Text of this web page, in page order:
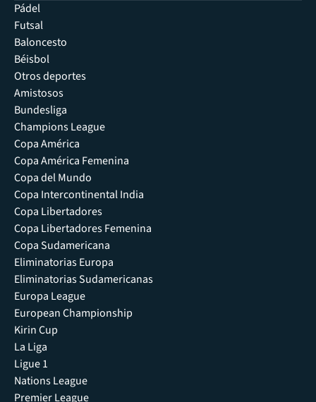
Pádel
Futsal
Baloncesto
Béisbol
Otros deportes
Amistosos
Bundesliga
Champions League
Copa América
Copa América Femenina
Copa del Mundo
Copa Intercontinental India
Copa Libertadores
Copa Libertadores Femenina
Copa Sudamericana
Eliminatorias Europa
Eliminatorias Sudamericanas
Europa League
European Championship
Kirin Cup
La Liga
Ligue 1
Nations League
Premier League